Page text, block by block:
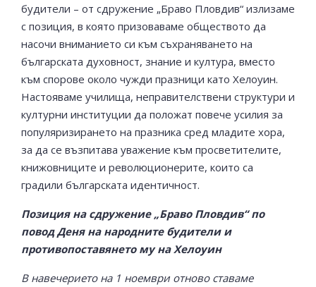
будители – oт сдружение „Браво Пловдив“ излизаме
с позиция, в която призоваваме обществото да
насочи вниманието си към съхраняването на
българската духовност, знание и култура, вместо
към спорове около чужди празници като Хелоуин.
Настояваме училища, неправителствени структури и
културни институции да положат повече усилия за
популяризирането на празника сред младите хора,
за да се възпитава уважение към просветителите,
книжовниците и революционерите, които са
градили българската идентичност.
Позиция на сдружение „Браво Пловдив“ по
повод Деня на народните будители и
противопоставянето му на Хелоуин
В навечерието на 1 ноември отново ставаме